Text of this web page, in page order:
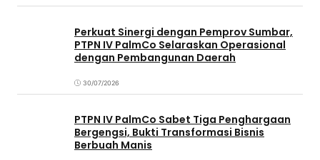
Perkuat Sinergi dengan Pemprov Sumbar,
PTPN IV PalmCo Selaraskan Operasional
dengan Pembangunan Daerah
30/07/2026
PTPN IV PalmCo Sabet Tiga Penghargaan
Bergengsi, Bukti Transformasi Bisnis
Berbuah Manis